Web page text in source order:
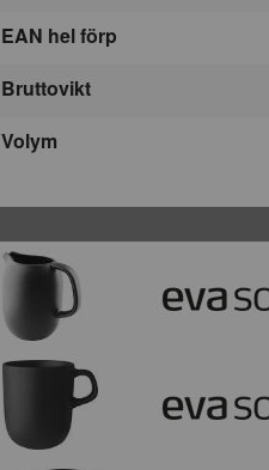
EAN hel förp
Bruttovikt
Volym